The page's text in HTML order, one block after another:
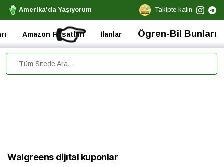
Amerika'da Yaşıyorum Takipte kalın
👉
Amazon Fırsatları İlanlar Ögren-Bil Bunları
Walgreens dijıtal kuponlar